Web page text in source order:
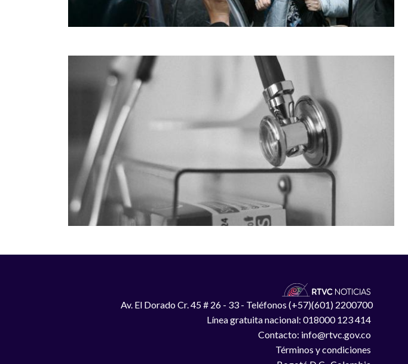
Av. El Dorado Cr. 45 # 26 - 33 - Teléfonos (+57)(601) 2200700
Línea gratuita nacional: 018000 123 414
Contacto: info@rtvc.gov.co
Términos y condiciones